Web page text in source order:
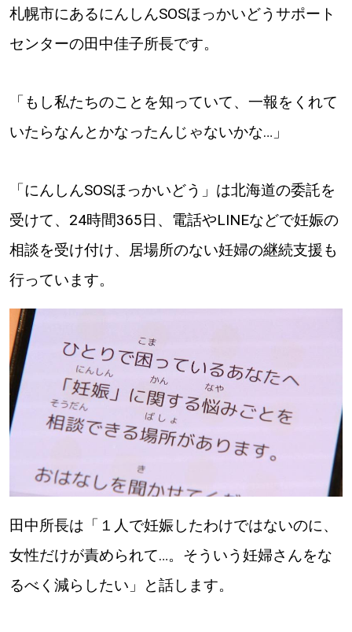
閉じる
札幌市にあるにんしんSOSほっかいどうサポート
センターの田中佳子所長です。
「もし私たちのことを知っていて、一報をくれて
いたらなんとかなったんじゃないかな…」
「にんしんSOSほっかいどう」は北海道の委託を
受けて、24時間365日、電話やLINEなどで妊娠の
相談を受け付け、居場所のない妊婦の継続支援も
行っています。
田中所長は「１人で妊娠したわけではないのに、
女性だけが責められて…。そういう妊婦さんをな
るべく減らしたい」と話します。